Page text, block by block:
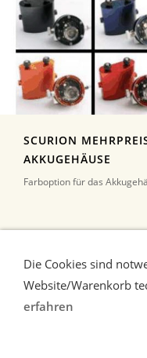
SCURION
AKKUGEHÄUSE
Farboption für das
*Alle Preise inkl.
Die Cookies sind
Website/Warenkorb
erfahren